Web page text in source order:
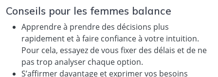
Conseils pour les femmes balance
Apprendre à prendre des décisions plus
rapidement et à faire confiance à votre intuition.
Pour cela, essayez de vous fixer des délais et de ne
pas trop analyser chaque option.
S’affirmer davantage et exprimer vos besoins